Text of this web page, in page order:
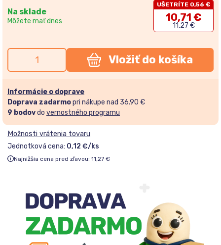
Na sklade
Môžete mať dnes
UŠETRÍTE 0,56 €
10,71 €
11,27€
Vložiť do košíka
Informácie o doprave
Doprava zadarmopri nákupe nad 36.90 €
9 bodovdo vernostného programu
Jednotková cena: 0,12 €/ks
Najnižšia cena pred zľavou: 11,27 €
Možnosti vrátenia tovaru